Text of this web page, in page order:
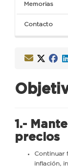
Memorias
Contacto
1.-
precios
Continuar
inflación,